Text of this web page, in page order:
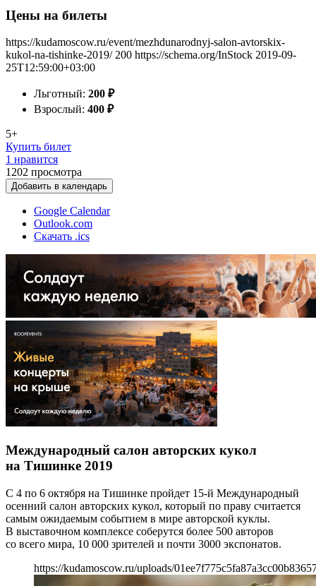
Цены на билеты
https://kudamoscow.ru/event/mezhdunarodnyj-salon-avtorskix-
kukol-na-tishinke-2019/ 200 https://schema.org/InStock 2019-09-
25T12:59:00+03:00
Льготный: 200 ₽
Взрослый: 400 ₽
5+
Купить билет
1 нравится
1202 просмотра
Добавить в календарь
Google Calendar
Outlook.com
Скачать .ics
Международный салон авторских кукол
на Тишинке 2019
С 4 по 6 октября на Тишинке пройдет 15-й Международный
осенний салон авторских кукол, который по праву считается
самым ожидаемым событием в мире авторской куклы.
В выставочном комплексе соберутся более 500 авторов
со всего мира, 10 000 зрителей и почти 3000 экспонатов.
https://kudamoscow.ru/uploads/